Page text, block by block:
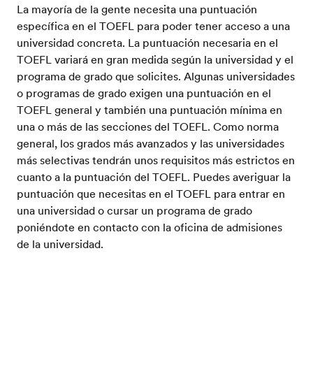
La mayoría de la gente necesita una puntuación
específica en el TOEFL para poder tener acceso a una
universidad concreta. La puntuación necesaria en el
TOEFL variará en gran medida según la universidad y el
programa de grado que solicites. Algunas universidades
o programas de grado exigen una puntuación en el
TOEFL general y también una puntuación mínima en
una o más de las secciones del TOEFL. Como norma
general, los grados más avanzados y las universidades
más selectivas tendrán unos requisitos más estrictos en
cuanto a la puntuación del TOEFL. Puedes averiguar la
puntuación que necesitas en el TOEFL para entrar en
una universidad o cursar un programa de grado
poniéndote en contacto con la oficina de admisiones
de la universidad.